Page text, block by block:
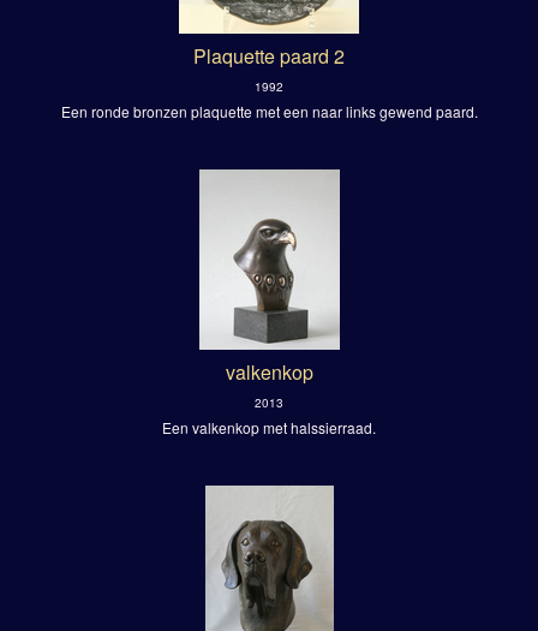
Plaquette paard 2
1992
Een ronde bronzen plaquette met een naar links gewend paard.
valkenkop
2013
Een valkenkop met halssierraad.